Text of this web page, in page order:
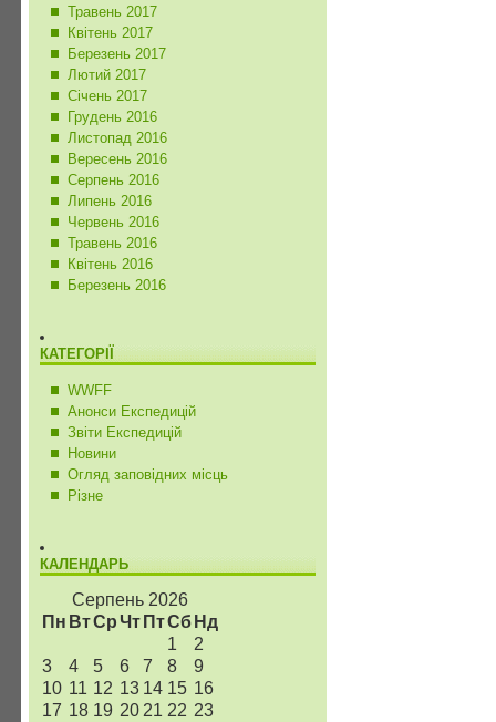
Травень 2017
Квітень 2017
Березень 2017
Лютий 2017
Січень 2017
Грудень 2016
Листопад 2016
Вересень 2016
Серпень 2016
Липень 2016
Червень 2016
Травень 2016
Квітень 2016
Березень 2016
КАТЕГОРІЇ
WWFF
Анонси Експедицій
Звіти Експедицій
Новини
Огляд заповідних місць
Різне
КАЛЕНДАРЬ
Серпень 2026
Пн ВтСрЧт ПтСб Нд
1
2
3
4 5 6 7 8
9
10 11 12 13 14 15 16
17 18 19 20 21 22 23